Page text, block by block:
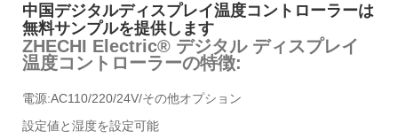
中国デジタルディスプレイ温度コントローラーは
無料サンプルを提供します
ZHECHI Electric® デジタル ディスプレイ
温度コントローラーの特徴:
電源:AC110/220/24V/その他オプション
設定値と湿度を設定可能